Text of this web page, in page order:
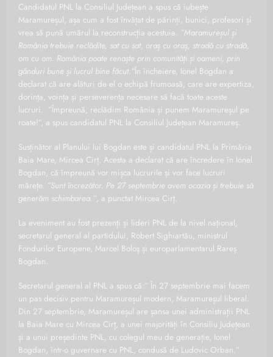
Candidatul PNL la Consiliul Județean a spus că iubește
Maramureșul, așa cum a fost învățat de părinți, bunici, profesori și
vrea să pună umărul la reconstrucția acestuia. ”Maramureșul și
România trebuie reclădite, sat cu sat, oraș cu oraș, stradă cu stradă,
om cu om. România poate renaște prin comunități și oameni, prin
gânduri bune și lucrul bine făcut.”În încheiere, Ionel Bogdan a
declarat că are alături de el o echipă frumoasă, care are expertiza,
dorința, voința și perseverența necesare să facă toate aceste
lucruri. ”Împreună, reclădim România și punem Maramureșul pe
roate!”, a spus candidatul PNL la Consiliul Județean Maramureș.
Susținător al Planului lui Bogdan este și candidatul PNL la Primăria
Baia Mare, Mircea Cirț. Acesta a declarat că are încredere în Ionel
Bogdan, că împreună vor mișca lucrurile și vor face lucruri
mărețe. ”Sunt încrezător. Pe 27 septembrie avem ocazia și trebuie să
generăm schimbarea.”, a punctat Mircea Cirț.
La eveniment au fost prezenți și lideri PNL de la nivel național,
secretarul general al partidului, Robert Sighiartău, ministrul
Fondurilor Europene, Marcel Boloș și europarlamentarul Rareș
Bogdan.
Secretarul general al PNL a spus că:” În 27 septembrie mai facem
un pas decisiv pentru Maramureșul modern, Maramureșul liberal.
Din 27 septembrie, Maramureșul are șansa unei administrații PNL
la Baia Mare cu Mircea Cirț, a unei majorități în Consiliu Județean
și a unui președinte PNL, cu colegul meu de generație, Ionel
Bogdan, într-o guvernare cu PNL, condusă de Ludovic Orban.”